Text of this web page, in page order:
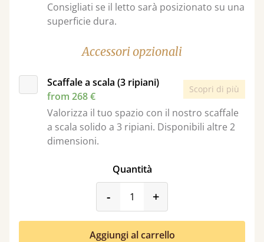
Consigliati se il letto sarà posizionato su una
superficie dura.
Accessori opzionali
Scaffale a scala (3 ripiani)
from 268 €
Scopri di più
Valorizza il tuo spazio con il nostro scaffale
a scala solido a 3 ripiani. Disponibili altre 2
dimensioni.
Quantità
-product_form.decrease
+
Aggiungi al carrello